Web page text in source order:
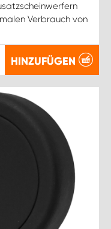
Verbrauch von
HINZUFÜGEN